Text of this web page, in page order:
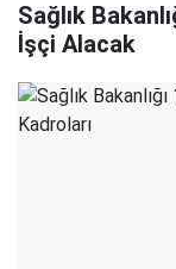
Sağlık
İşçi Alacak